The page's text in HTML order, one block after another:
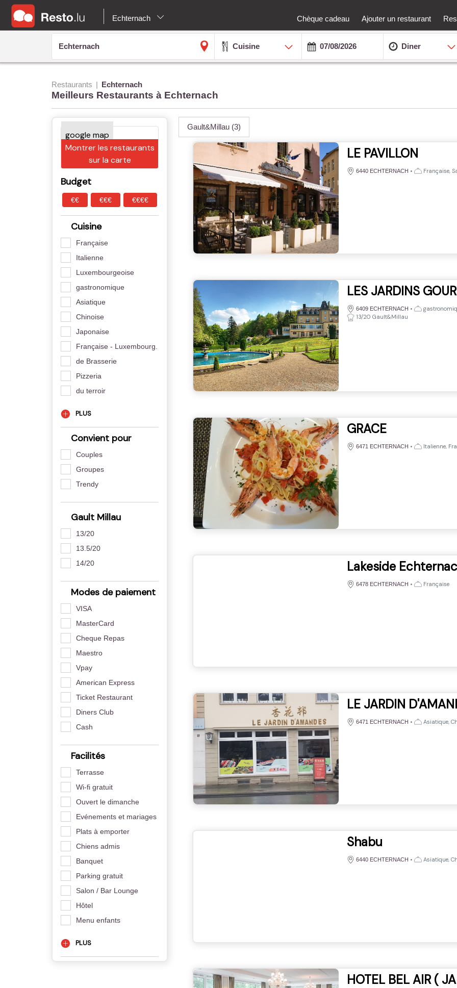
Echternach Chèque cadeau Ajouter un restaurant
Cuisine Diner
Restaurants Echternach
Meilleurs Restaurants à Echternach
Montrer les restaurants
sur la carte
Budget
€€ €€€ €€€€
Cuisine
Française
Italienne
Luxembourgeoise
gastronomique
Asiatique
Chinoise
Japonaise
Française - Luxembourg.
de Brasserie
Pizzeria
du terroir
PLUS
Convient pour
Couples
Groupes
Trendy
Gault Millau
13/20
13.5/20
14/20
Modes de paiement
VISA
MasterCard
Cheque Repas
Maestro
Vpay
American Express
Ticket Restaurant
Diners Club
Cash
Facilités
Terrasse
Wi-fi gratuit
Ouvert le dimanche
Evénements et mariages
Plats à emporter
Chiens admis
Banquet
Parking gratuit
Salon / Bar Lounge
Hôtel
Menu enfants
PLUS
Gault&Millau (3)
LE PAVILLON
6440 ECHTERNACH • Française,
LES JARDINS
6409 ECHTERNACH •
13/20 Gault&Millau
GRACE
6471 ECHTERNACH • Italienne,
Lakeside
6478 ECHTERNACH • Française
LE JARDIN
6471 ECHTERNACH • Asiatique,
Shabu
6440 ECHTERNACH • Asiatique,
HOTEL BEL AIR (